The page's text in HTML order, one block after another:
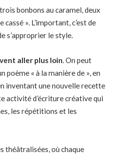
bonbons au caramel, deux
». L’important, c’est de
s’approprier le style.
aller plus loin. On peut
poème « à la manière de », en
inventant une nouvelle recette
activité d’écriture créative qui
les répétitions et les
théâtralisées, où chaque